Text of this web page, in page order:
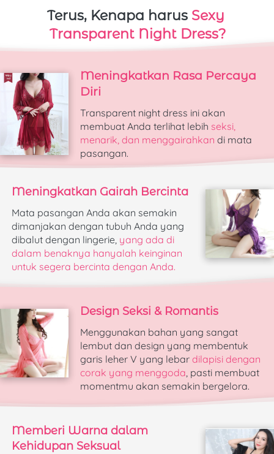
Terus, Kenapa harus Sexy
Transparent Night Dress?
Meningkatkan Rasa Percaya
Diri
Transparent night dress ini akan
membuat Anda terlihat lebih seksi,
menarik, dan menggairahkan di mata
pasangan.
Meningkatkan Gairah Bercinta
Mata pasangan Anda akan semakin
dimanjakan dengan tubuh Anda yang
dibalut dengan lingerie, yang ada di
dalam benaknya hanyalah keinginan
untuk segera bercinta dengan Anda.
Design Seksi & Romantis
Menggunakan bahan yang sangat
lembut dan design yang membentuk
garis leher V yang lebar dilapisi dengan
corak yang menggoda, pasti membuat
momentmu akan semakin bergelora.
Memberi Warna dalam
Kehidupan Seksual